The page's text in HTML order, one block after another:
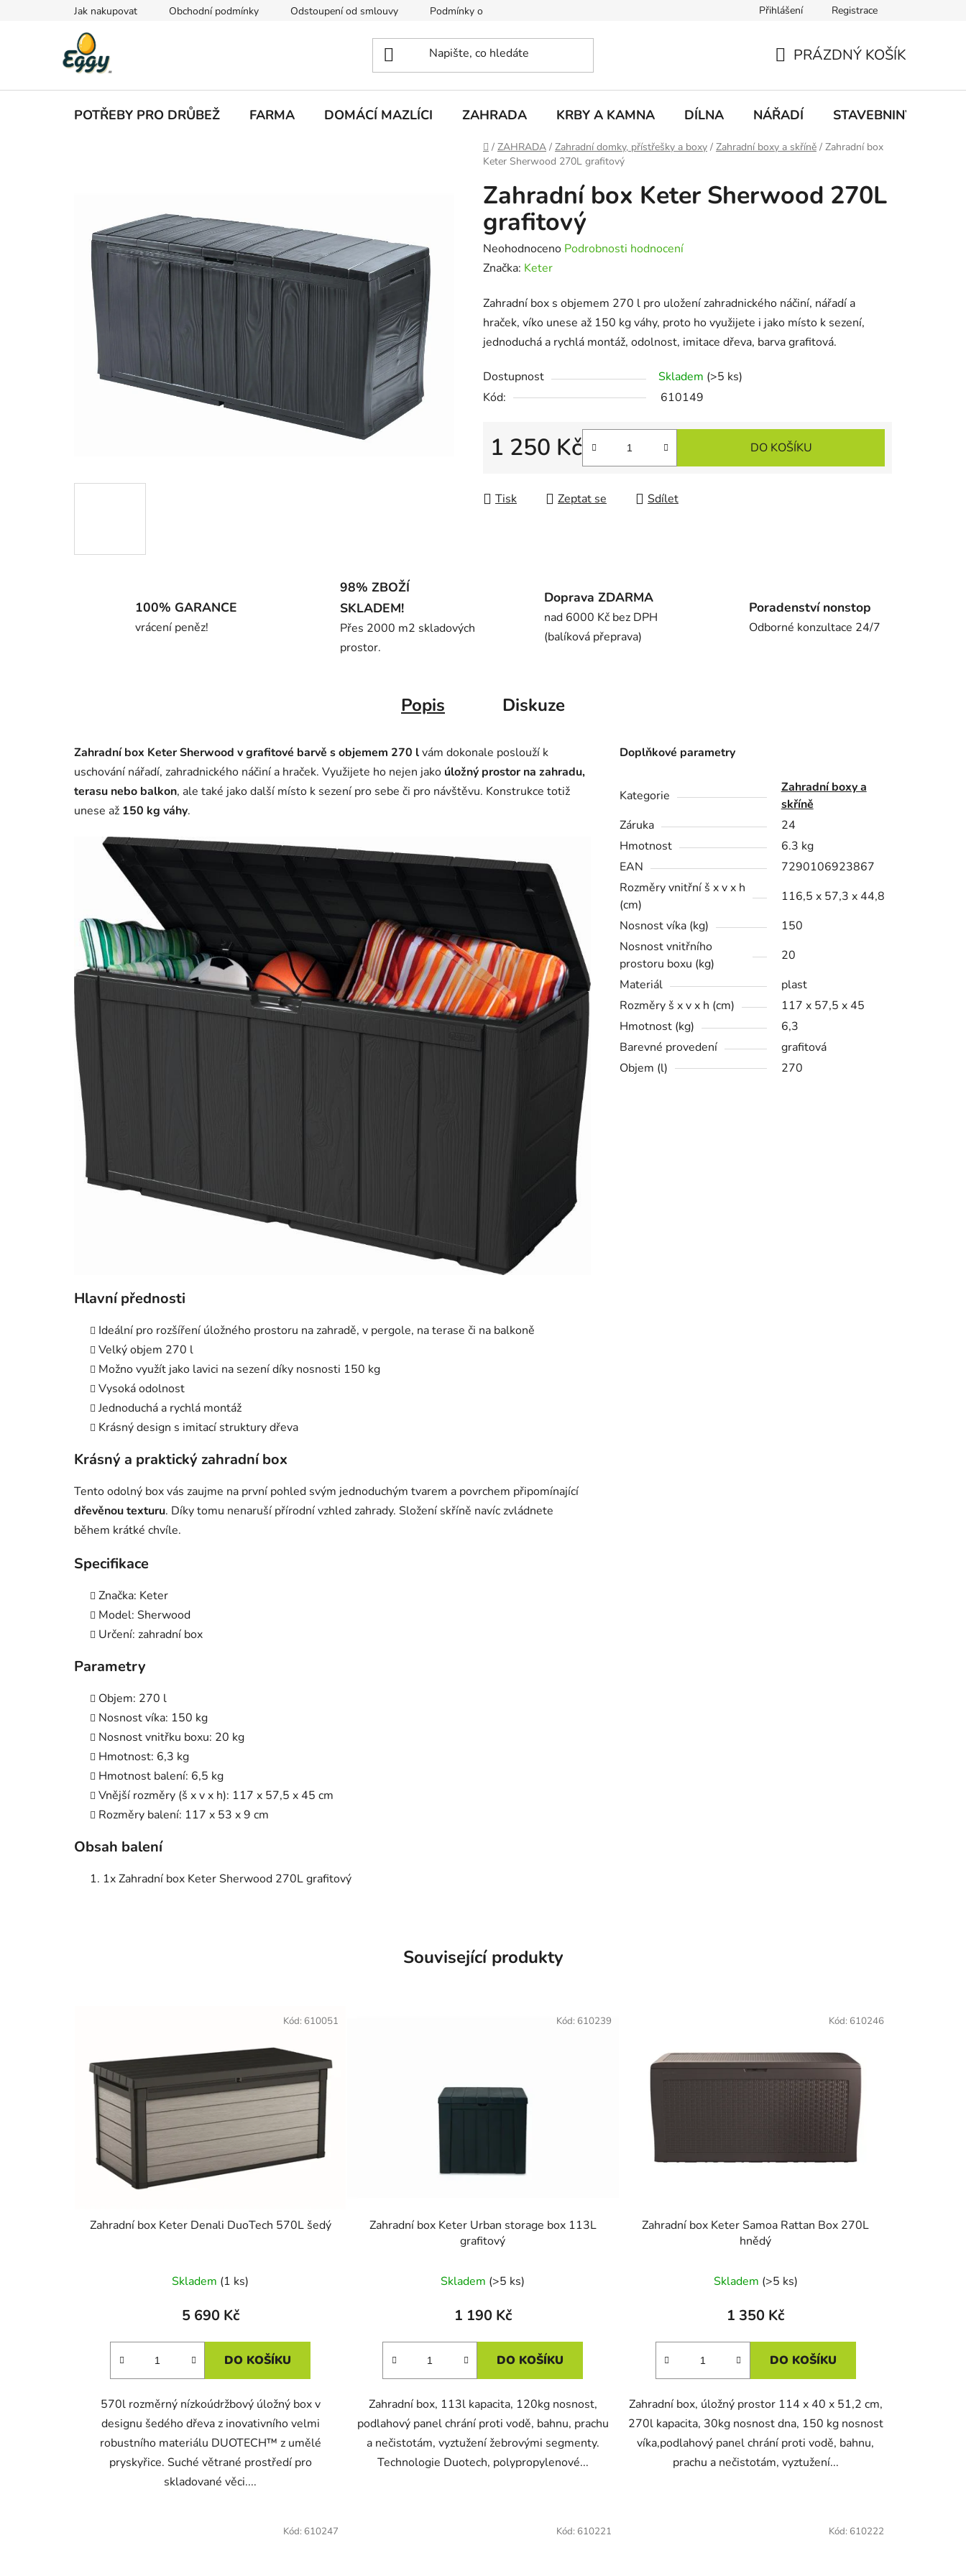
Jak nakupovat Obchodní podmínky Odstoupení od smlouvy Podmínky ochrany osobních údajů Doprava a platbaPřihlášení Registrace
KOŠÍK
PRÁZDNÝ KOŠÍK
POTŘEBY PRO DRŮBEŽ FARMA DOMÁCÍ MAZLÍCI ZAHRADA KRBY A KAMNA DÍLNA NÁŘADÍ STAVEBNINY
Domů
/ ZAHRADA / Zahradní domky, přístřešky a boxy / Zahradní boxy a skříně / Zahradní box
Keter Sherwood 270L grafitový
Zahradní box Keter Sherwood 270L
grafitový
Průměrné
hodnocení
je
0,0
z
hvězdiček.
Neohodnoceno Podrobnosti hodnocení
Značka: Keter
Zahradní box s objemem 270 l pro uložení zahradnického náčiní, nářadí a
hraček, víko unese až 150 kg váhy, proto ho využijete i jako místo k sezení,
jednoduchá a rychlá montáž, odolnost, imitace dřeva, barva grafitová.
Dostupnost Skladem (>5 ks)
Kód:
610149
1 250 Kč DO KOŠÍKU
Tisk Zeptat se Sdílet
100% GARANCE
vrácení peněz!
98% ZBOŽÍ
SKLADEM!
Přes 2000 m2 skladových
prostor.
Doprava ZDARMA
nad 6000 Kč bez DPH
(balíková přeprava)
Poradenství nonstop
Odborné konzultace 24/7
Popis Diskuze
Zahradní box Keter Sherwood v grafitové barvě s objemem 270 lvám dokonale poslouží k
uschování nářadí, zahradnického náčiní a hraček. Využijete ho nejen jako úložný prostor na zahradu,
terasu nebo balkon, ale také jako další místo k sezení pro sebe či pro návštěvu. Konstrukce totiž
unese až 150 kg váhy.
Hlavní přednosti
Ideální pro rozšíření úložného prostoru na zahradě, v pergole, na terase či na balkoně
Velký objem 270 l
Možno využít jako lavici na sezení díky nosnosti 150 kg
Vysoká odolnost
Jednoduchá a rychlá montáž
Krásný design s imitací struktury dřeva
Krásný a praktický zahradní box
Tento odolný box vás zaujme na první pohled svým jednoduchým tvarem a povrchem připomínající
dřevěnou texturu. Díky tomu nenaruší přírodní vzhled zahrady. Složení skříně navíc zvládnete
během krátké chvíle.
Specifikace
Značka: Keter
Model: Sherwood
Určení: zahradní box
Parametry
Objem: 270 l
Nosnost víka: 150 kg
Nosnost vnitřku boxu: 20 kg
Hmotnost: 6,3 kg
Hmotnost balení: 6,5 kg
Vnější rozměry (š x v x h): 117 x 57,5 x 45 cm
Rozměry balení: 117 x 53 x 9 cm
Obsah balení
1x Zahradní box Keter Sherwood 270L grafitový
Doplňkové parametry
Kategorie
Zahradní boxy a
skříně
Záruka
24
Hmotnost
6.3 kg
EAN
7290106923867
Rozměry vnitřní š x v x h
(cm)
116,5 x 57,3 x 44,8
Nosnost víka (kg)
150
Nosnost vnitřního
prostoru boxu (kg)
20
Materiál
plast
Rozměry š x v x h (cm)
117 x 57,5 x 45
Hmotnost (kg)
6,3
Barevné provedení
grafitová
Objem (l)
270
Související produkty
Zahradní box Keter Denali DuoTech 570L šedý
Skladem (1 ks)
5 690 Kč
DO KOŠÍKU
570l rozměrný nízkoúdržbový úložný box v
designu šedého dřeva z inovativního velmi
robustního materiálu DUOTECH™ z umělé
pryskyřice. Suché větrané prostředí pro
skladované věci....
Kód: 610051
Zahradní box Keter Urban storage box 113L
grafitový
Skladem (>5 ks)
1 190 Kč
DO KOŠÍKU
Zahradní box, 113l kapacita, 120kg nosnost,
podlahový panel chrání proti vodě, bahnu, prachu
a nečistotám, vyztužení žebrovými segmenty.
Technologie Duotech, polypropylenové...
Kód: 610239
Zahradní box Keter Samoa Rattan Box 270L
hnědý
Skladem (>5 ks)
1 350 Kč
DO KOŠÍKU
Zahradní box, úložný prostor 114 x 40 x 51,2 cm,
270l kapacita, 30kg nosnost dna, 150 kg nosnost
víka,podlahový panel chrání proti vodě, bahnu,
prachu a nečistotám, vyztužení...
Kód: 610246
Kód: 610247 Kód: 610221 Kód: 610222